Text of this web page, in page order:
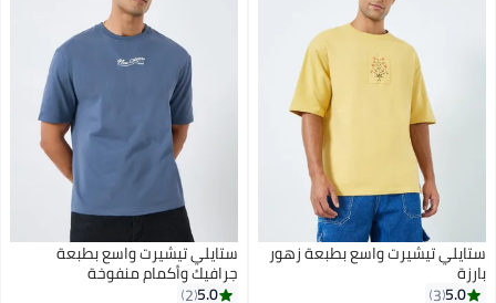
ستايلي تيشيرت واسع بطبعة زهور
بارزة
5.0
3
ستايلي تيشيرت واسع بطبعة
جرافيك وأكمام منفوخة
5.0
2